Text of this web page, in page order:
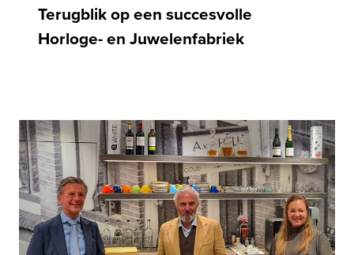
Terugblik op een succesvolle
Horloge- en Juwelenfabriek